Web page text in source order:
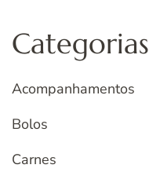
Categorias
Acompanhamentos
Bolos
Carnes